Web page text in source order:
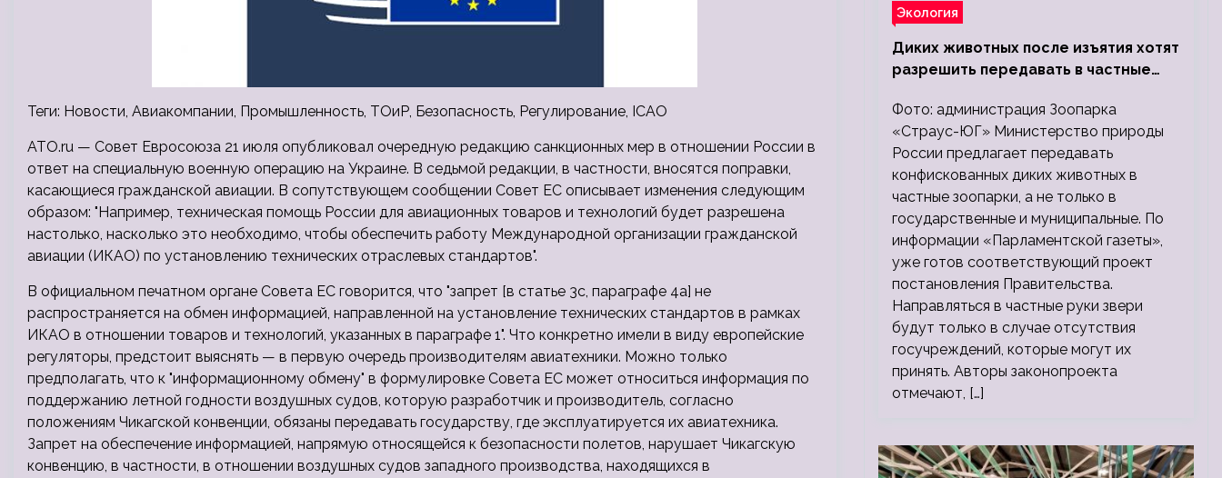
Теги: Новости, Авиакомпании, Промышленность, ТОиР, Безопасность, Регулирование, ICAO
ATO.ru — Совет Евросоюза 21 июля опубликовал очередную редакцию санкционных мер в отношении России в
ответ на специальную военную операцию на Украине. В седьмой редакции, в частности, вносятся поправки,
касающиеся гражданской авиации. В сопутствующем сообщении Совет ЕС описывает изменения следующим
образом: "Например, техническая помощь России для авиационных товаров и технологий будет разрешена
настолько, насколько это необходимо, чтобы обеспечить работу Международной организации гражданской
авиации (ИКАО) по установлению технических отраслевых стандартов".
В официальном печатном органе Совета ЕС говорится, что "запрет [в статье 3с, параграфе 4а] не
распространяется на обмен информацией, направленной на установление технических стандартов в рамках
ИКАО в отношении товаров и технологий, указанных в параграфе 1". Что конкретно имели в виду европейские
регуляторы, предстоит выяснять — в первую очередь производителям авиатехники. Можно только
предполагать, что к "информационному обмену" в формулировке Совета ЕС может относиться информация по
поддержанию летной годности воздушных судов, которую разработчик и производитель, согласно
положениям Чикагской конвенции, обязаны передавать государству, где эксплуатируется их авиатехника.
Запрет на обеспечение информацией, напрямую относящейся к безопасности полетов, нарушает Чикагскую
конвенцию, в частности, в отношении воздушных судов западного производства, находящихся в
Экология
Диких животных после изъятия хотят
разрешить передавать в частные
Фото: администрация Зоопарка
«Страус-ЮГ» Министерство природы
России предлагает передавать
конфискованных диких животных в
частные зоопарки, а не только в
государственные и муниципальные. По
информации «Парламентской газеты»,
уже готов соответствующий проект
постановления Правительства.
Направляться в частные руки звери
будут только в случае отсутствия
госучреждений, которые могут их
принять. Авторы законопроекта
отмечают, […]